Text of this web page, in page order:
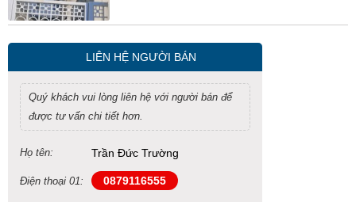
LIÊN HỆ NGƯỜI BÁN
Quý khách vui lòng liên hệ với người bán để
được tư vấn chi tiết hơn.
Họ tên: Trần Đức Trường
Điện thoại 01: 0879116555